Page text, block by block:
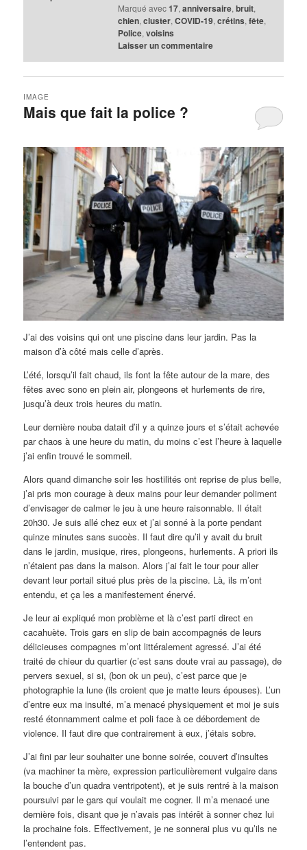
Marqué avec 17, anniversaire, bruit,
chien, cluster, COVID-19, crétins, fête,
Police, voisins
Laisser un commentaire
Mais que fait la police ?
IMAGE
J’ai des voisins qui ont une piscine dans leur jardin. Pas la
maison d’à côté mais celle d’après.
L’été, lorsqu’il fait chaud, ils font la fête autour de la mare, des
fêtes avec sono en plein air, plongeons et hurlements de rire,
jusqu’à deux trois heures du matin.
Leur dernière nouba datait d’il y a quinze jours et s’était achevée
par chaos à une heure du matin, du moins c’est l’heure à laquelle
j’ai enfin trouvé le sommeil.
Alors quand dimanche soir les hostilités ont reprise de plus belle,
j’ai pris mon courage à deux mains pour leur demander poliment
d’envisager de calmer le jeu à une heure raisonnable. Il était
20h30. Je suis allé chez eux et j’ai sonné à la porte pendant
quinze minutes sans succès. Il faut dire qu’il y avait du bruit
dans le jardin, musique, rires, plongeons, hurlements. A priori ils
n’étaient pas dans la maison. Alors j’ai fait le tour pour aller
devant leur portail situé plus près de la piscine. Là, ils m’ont
entendu, et ça les a manifestement énervé.
Je leur ai expliqué mon problème et là c’est parti direct en
cacahuète. Trois gars en slip de bain accompagnés de leurs
délicieuses compagnes m’ont littéralement agressé. J’ai été
traité de chieur du quartier (c’est sans doute vrai au passage), de
pervers sexuel, si si, (bon ok un peu), c’est parce que je
photographie la lune (ils croient que je matte leurs épouses). L’un
d’entre eux ma insulté, m’a menacé physiquement et moi je suis
resté étonnamment calme et poli face à ce débordement de
violence. Il faut dire que contrairement à eux, j’étais sobre.
J’ai fini par leur souhaiter une bonne soirée, couvert d’insultes
(va machiner ta mère, expression particulièrement vulgaire dans
la bouche d’un quadra ventripotent), et je suis rentré à la maison
poursuivi par le gars qui voulait me cogner. Il m’a menacé une
dernière fois, disant que je n’avais pas intérêt à sonner chez lui
la prochaine fois. Effectivement, je ne sonnerai plus vu qu’ils ne
l’entendent pas.